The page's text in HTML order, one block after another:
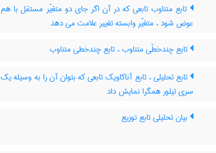
تابع متناوب تابعی که در آن اگر جای دو متغیّر مستقل با هم
عوض شود ، متغیّر وابسته تغییر علامت می دهد
تابع چندخطّی متناوب ، تابع چندخطی متناوب
تابع تحلیلی ، تابع آناکاویک تابعی که بتوان آن را به وسیله یک
سری تیلور همگرا نمایش داد
بیان تحلیلی تابع توزیع